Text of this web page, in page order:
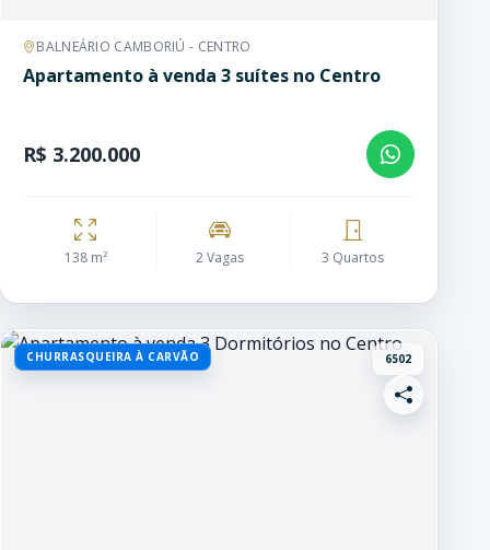
BALNEÁRIO CAMBORIÚ - CENTRO
Apartamento à venda 3 suítes no Centro
R$ 3.200.000
138 m² 2 Vagas 3 Quartos
CHURRASQUEIRA À CARVÃO 6502